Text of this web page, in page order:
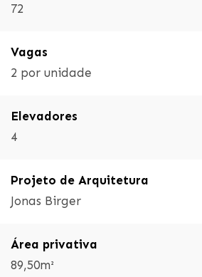
72
Vagas
2 por unidade
Elevadores
4
Projeto de Arquitetura
Jonas Birger
Área privativa
89,50m²